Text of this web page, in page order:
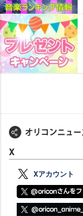
X
Xアカウント